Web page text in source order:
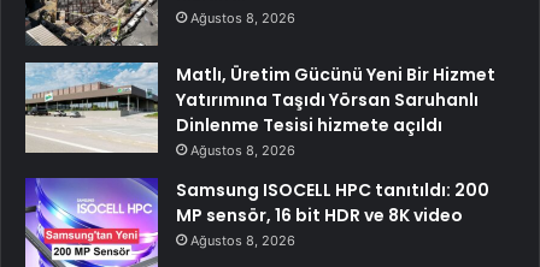
Ağustos 8, 2026
Matlı, Üretim Gücünü Yeni Bir Hizmet
Yatırımına Taşıdı Yörsan Saruhanlı
Dinlenme Tesisi hizmete açıldı
Ağustos 8, 2026
Samsung ISOCELL HPC tanıtıldı: 200
MP sensör, 16 bit HDR ve 8K video
Ağustos 8, 2026